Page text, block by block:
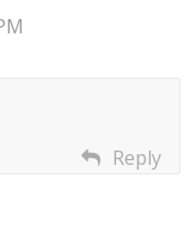
Reply